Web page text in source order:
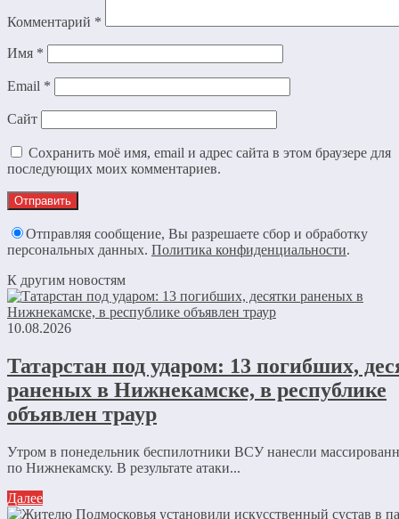
Комментарий *
Имя *
Email *
Сайт
Сохранить моё имя, email и адрес сайта в этом браузере для
последующих моих комментариев.
Отправляя сообщение, Вы разрешаете сбор и обработку
персональных данных. Политика конфиденциальности.
К другим новостям
10.08.2026
Татарстан под ударом: 13 погибших,
раненых в Нижнекамске, в республике
объявлен траур
Утром в понедельник беспилотники ВСУ нанесли
по Нижнекамску. В результате атаки...
Далее